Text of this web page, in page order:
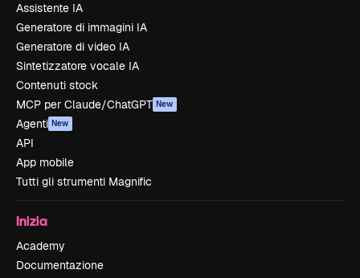
Assistente IA
Generatore di immagini IA
Generatore di video IA
Sintetizzatore vocale IA
Contenuti stock
MCP per Claude/ChatGPT New
Agenti New
API
App mobile
Tutti gli strumenti Magnific
Inizia
Academy
Documentazione